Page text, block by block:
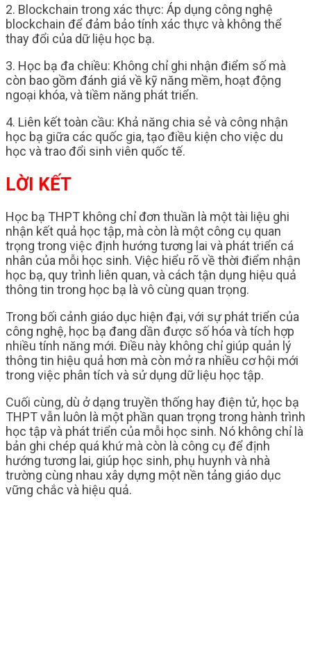
2. Blockchain trong xác thực: Áp dụng công nghệ
blockchain để đảm bảo tính xác thực và không thể
thay đổi của dữ liệu học bạ.
3. Học bạ đa chiều: Không chỉ ghi nhận điểm số mà
còn bao gồm đánh giá về kỹ năng mềm, hoạt động
ngoại khóa, và tiềm năng phát triển.
4. Liên kết toàn cầu: Khả năng chia sẻ và công nhận
học bạ giữa các quốc gia, tạo điều kiện cho việc du
học và trao đổi sinh viên quốc tế.
LỜI KẾT
Học bạ THPT không chỉ đơn thuần là một tài liệu ghi
nhận kết quả học tập, mà còn là một công cụ quan
trọng trong việc định hướng tương lai và phát triển cá
nhân của mỗi học sinh. Việc hiểu rõ về thời điểm nhận
học bạ, quy trình liên quan, và cách tận dụng hiệu quả
thông tin trong học bạ là vô cùng quan trọng.
Trong bối cảnh giáo dục hiện đại, với sự phát triển của
công nghệ, học bạ đang dần được số hóa và tích hợp
nhiều tính năng mới. Điều này không chỉ giúp quản lý
thông tin hiệu quả hơn mà còn mở ra nhiều cơ hội mới
trong việc phân tích và sử dụng dữ liệu học tập.
Cuối cùng, dù ở dạng truyền thống hay điện tử, học bạ
THPT vẫn luôn là một phần quan trọng trong hành trình
học tập và phát triển của mỗi học sinh. Nó không chỉ là
bản ghi chép quá khứ mà còn là công cụ để định
hướng tương lai, giúp học sinh, phụ huynh và nhà
trường cùng nhau xây dựng một nền tảng giáo dục
vững chắc và hiệu quả.